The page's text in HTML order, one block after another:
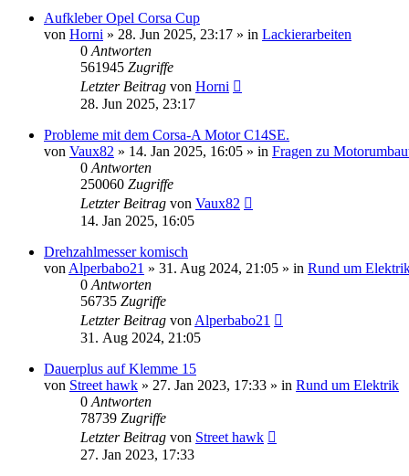
Aufkleber Opel Corsa Cup
von Horni » 28. Jun 2025, 23:17 » in Lackierarbeiten
0 Antworten
561945 Zugriffe
Letzter Beitrag von Horni
28. Jun 2025, 23:17
Probleme mit dem Corsa-A Motor C14SE.
von Vaux82 » 14. Jan 2025, 16:05 » in Fragen zu
0 Antworten
250060 Zugriffe
Letzter Beitrag von Vaux82
14. Jan 2025, 16:05
Drehzahlmesser komisch
von Alperbabo21 » 31. Aug 2024, 21:05 » in Rund um
0 Antworten
56735 Zugriffe
Letzter Beitrag von Alperbabo21
31. Aug 2024, 21:05
Dauerplus auf Klemme 15
von Street hawk » 27. Jan 2023, 17:33 » in Rund um Elektrik
0 Antworten
78739 Zugriffe
Letzter Beitrag von Street hawk
27. Jan 2023, 17:33